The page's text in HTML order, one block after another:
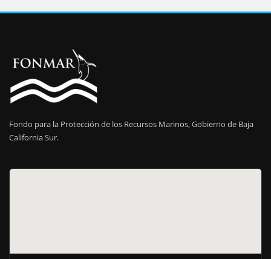
Fondo para la Protección de los Recursos Marinos, Gobierno de Baja
California Sur.